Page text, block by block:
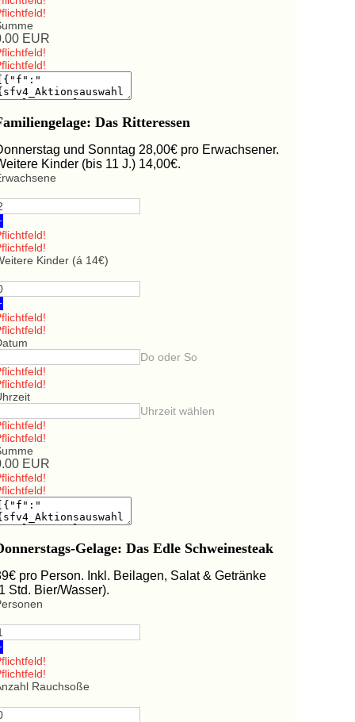
EUR
Das Ritteressen
und Sonntag 28,00€ pro Erwachsener.
Kinder (bis 11 J.) 14,00€.
Kinder (á 14€)
Do oder So
Uhrzeit wählen
EUR
Gelage: Das Edle Schweinesteak
pro Person. Inkl. Beilagen, Salat & Getränke
Std. Bier/Wasser).
Rauchsoße